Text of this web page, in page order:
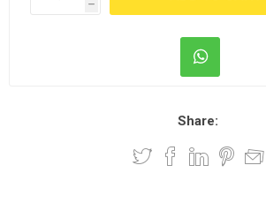
h
Share: